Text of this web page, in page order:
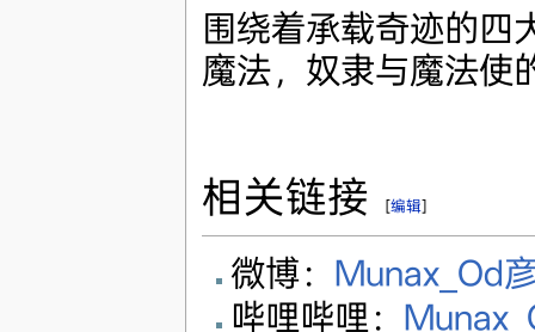
围绕着承载奇迹的四
魔法，奴隶与魔法使
相关链接 [编辑]
微博： Munax_Od
哔哩哔哩：